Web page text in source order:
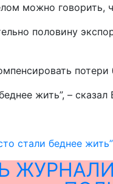
можно говорить,
половину
жить”, – сказал
стали беднее